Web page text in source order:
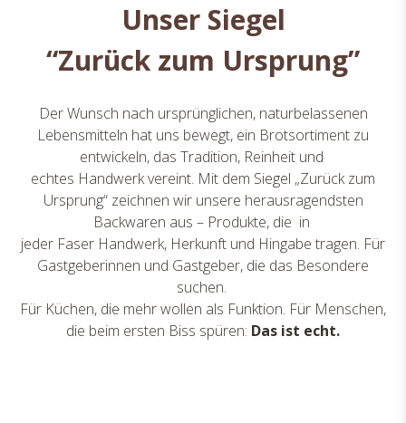
Unser Siegel
“Zurück zum Ursprung”
Der Wunsch nach ursprünglichen, naturbelassenen
Lebensmitteln hat uns bewegt, ein Brotsortiment zu
entwickeln, das Tradition, Reinheit und
echtes Handwerk vereint. Mit dem Siegel „Zurück zum
Ursprung“ zeichnen wir unsere herausragendsten
Backwaren aus – Produkte, die in
jeder Faser Handwerk, Herkunft und Hingabe tragen. Für
Gastgeberinnen und Gastgeber, die das Besondere
suchen.
Für Küchen, die mehr wollen als Funktion. Für Menschen,
die beim ersten Biss spüren: Das ist echt.